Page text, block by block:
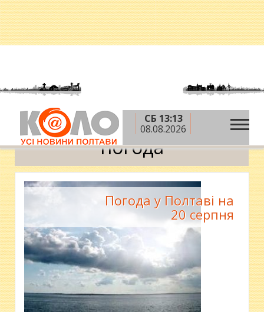
СБ 13:13
08.08.2026
Головна » погода
погода
Погода у Полтаві на
20 серпня